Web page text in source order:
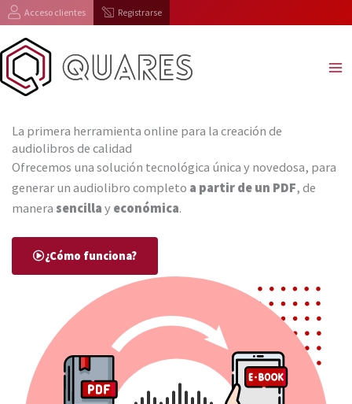
al
contenido
Acceso clientes Registrarse
La primera herramienta online para la creación de
audiolibros de calidad
Ofrecemos una solución tecnológica única y novedosa, para
generar un audiolibro completo a partir de un PDF, de
manera sencilla y económica.
¿Cómo funciona?